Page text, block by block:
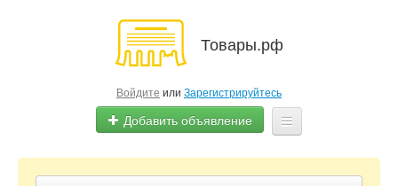
Товары.рф
Войдите или Зарегистрируйтесь
Добавить объявление